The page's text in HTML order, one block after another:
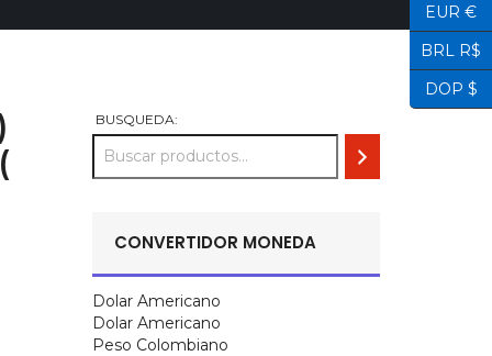
BUSQUEDA:
CONVERTIDOR MONEDA
Dolar Americano
Dolar Americano
Peso Colombiano
EUR €
BRL R$
DOP $